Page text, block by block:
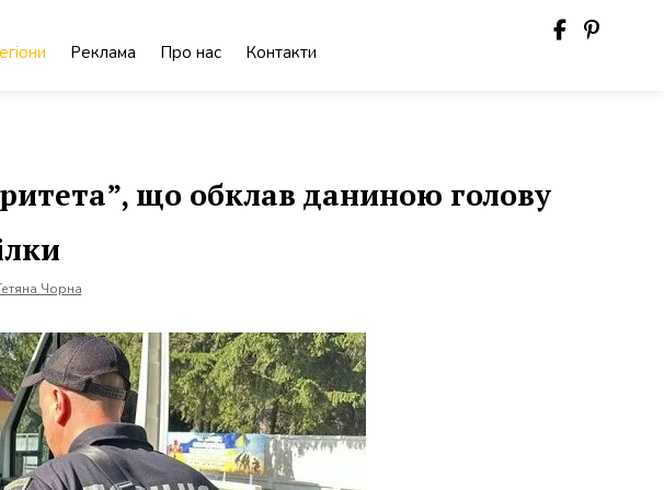
Реклама Про нас Контакти
що обклав даниною голову
Чорна